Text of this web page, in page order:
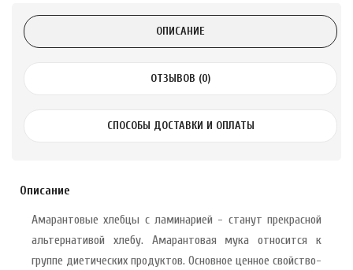
DE PEPINS DE
ОПИСАНИЕ
ОТЗЫВОВ (0)
СПОСОБЫ ДОСТАВКИ И ОПЛАТЫ
Описание
Амарантовые хлебцы с ламинарией - станут прекрасной
альтернативой хлебу. Амарантовая мука относится к
группе диетических продуктов. Основное ценное свойство-